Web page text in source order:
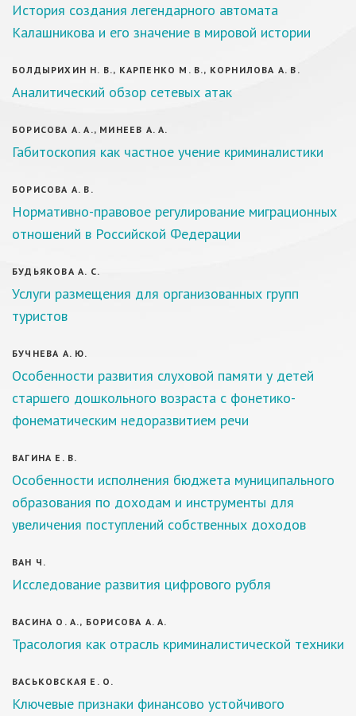
История создания легендарного автомата
Калашникова и его значение в мировой истории
БОЛДЫРИХИН Н. В., КАРПЕНКО М. В., КОРНИЛОВА А. В.
Аналитический обзор сетевых атак
БОРИСОВА А. А., МИНЕЕВ А. А.
Габитоскопия как частное учение криминалистики
БОРИСОВА А. В.
Нормативно-правовое регулирование миграционных
отношений в Российской Федерации
БУДЬЯКОВА А. С.
Услуги размещения для организованных групп
туристов
БУЧНЕВА А. Ю.
Особенности развития слуховой памяти у детей
старшего дошкольного возраста с фонетико-
фонематическим недоразвитием речи
ВАГИНА Е. В.
Особенности исполнения бюджета муниципального
образования по доходам и инструменты для
увеличения поступлений собственных доходов
ВАН Ч.
Исследование развития цифрового рубля
ВАСИНА О. А., БОРИСОВА А. А.
Трасология как отрасль криминалистической техники
ВАСЬКОВСКАЯ Е. О.
Ключевые признаки финансово устойчивого